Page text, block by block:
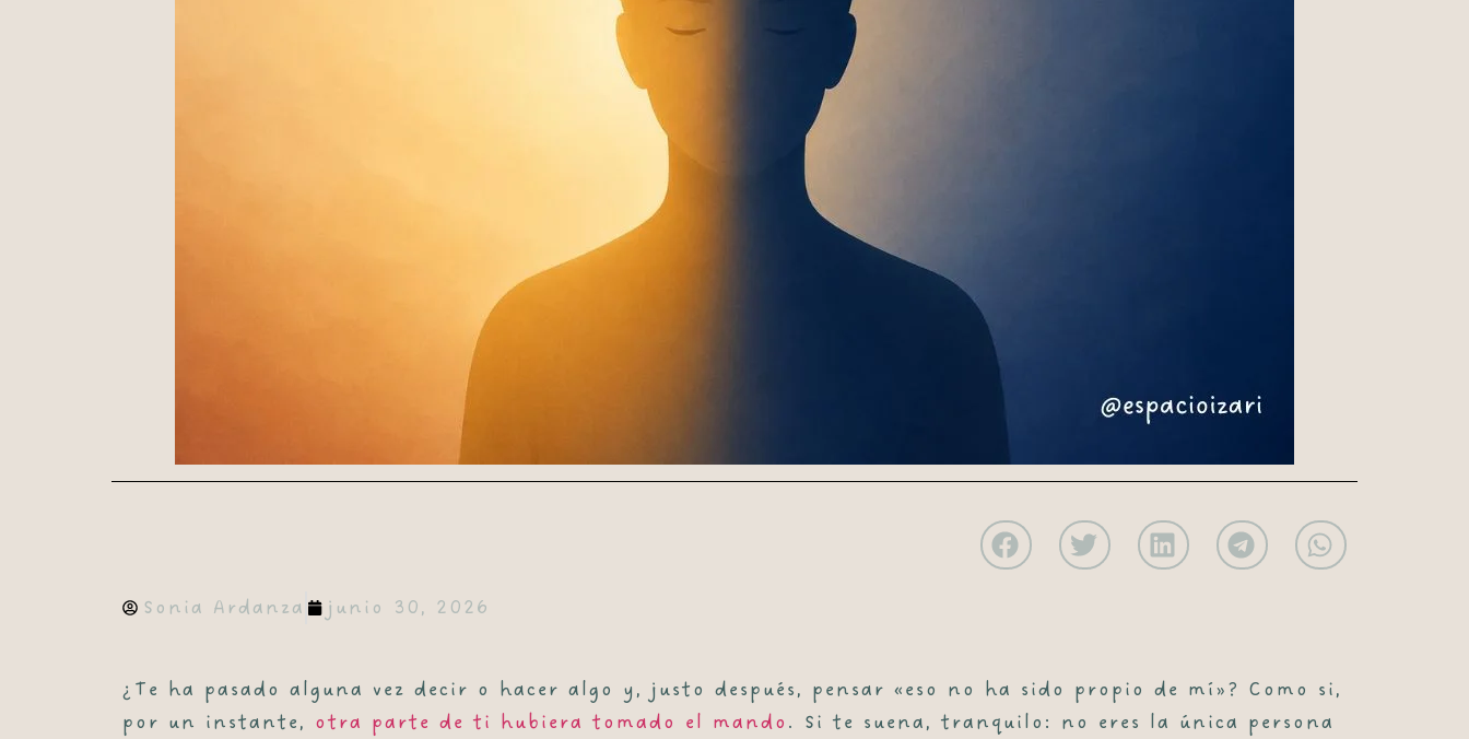
Sonia Ardanza junio 30, 2026
¿Te ha pasado alguna vez decir o hacer algo y, justo después, pensar «eso no ha sido propio de mí»? Como si,
por un instante, otra parte de ti hubiera tomado el mando. Si te suena, tranquilo: no eres la única persona